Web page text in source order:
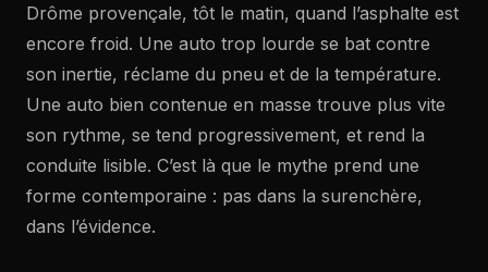
Drôme provençale, tôt le matin, quand l’asphalte est
encore froid. Une auto trop lourde se bat contre
son inertie, réclame du pneu et de la température.
Une auto bien contenue en masse trouve plus vite
son rythme, se tend progressivement, et rend la
conduite lisible. C’est là que le mythe prend une
forme contemporaine : pas dans la surenchère,
dans l’évidence.